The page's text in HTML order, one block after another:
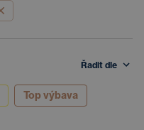
Řadit dle
Top výbava